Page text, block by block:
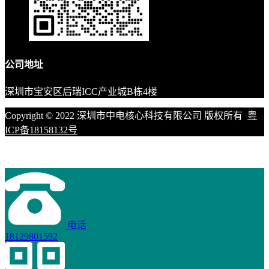
公司地址
深圳市宝安区后瑞ICC产业城B栋4楼
Copyright © 2022 深圳市中电核心科技有限公司 版权所有 粤
ICP备18158132号
电话
18129801592